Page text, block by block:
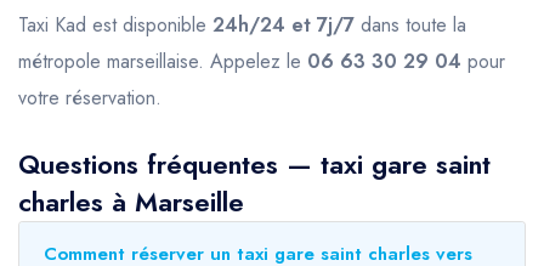
Taxi Kad est disponible 24h/24 et 7j/7 dans toute la
métropole marseillaise. Appelez le 06 63 30 29 04 pour
votre réservation.
Questions fréquentes — taxi gare saint
charles à Marseille
Comment réserver un taxi gare saint charles vers